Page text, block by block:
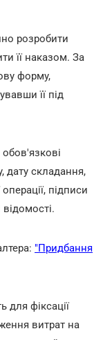
розробити
її наказом. За
форму,
її під
дату складання,
підписи
"Придбання
фіксації
витрат на